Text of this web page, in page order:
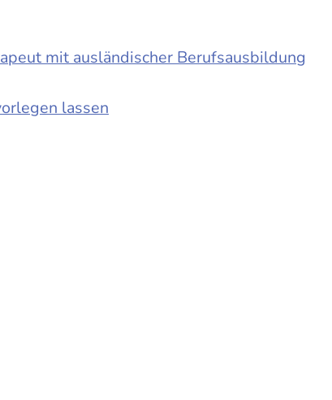
mit ausländischer Berufsausbildung
lassen